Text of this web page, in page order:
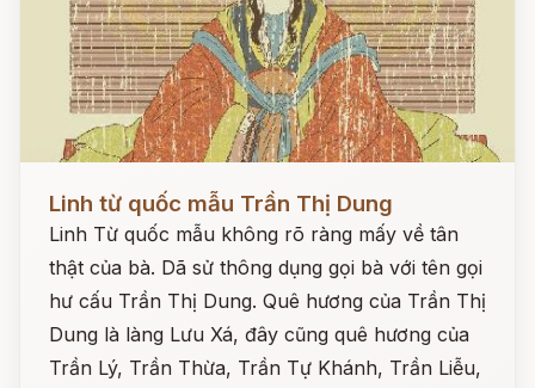
Linh từ quốc mẫu Trần Thị Dung
Linh Từ quốc mẫu không rõ ràng mấy về tân
thật của bà. Dã sử thông dụng gọi bà với tên gọi
hư cấu Trần Thị Dung. Quê hương của Trần Thị
Dung là làng Lưu Xá, đây cũng quê hương của
Trần Lý, Trần Thừa, Trần Tự Khánh, Trần Liễu,